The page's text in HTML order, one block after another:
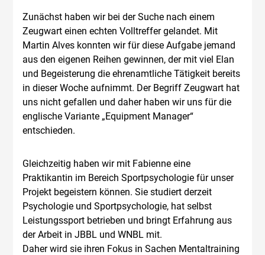
Zunächst haben wir bei der Suche nach einem
Zeugwart einen echten Volltreffer gelandet. Mit
Martin Alves konnten wir für diese Aufgabe jemand
aus den eigenen Reihen gewinnen, der mit viel Elan
und Begeisterung die ehrenamtliche Tätigkeit bereits
in dieser Woche aufnimmt. Der Begriff Zeugwart hat
uns nicht gefallen und daher haben wir uns für die
englische Variante „Equipment Manager“
entschieden.
Gleichzeitig haben wir mit Fabienne eine
Praktikantin im Bereich Sportpsychologie für unser
Projekt begeistern können. Sie studiert derzeit
Psychologie und Sportpsychologie, hat selbst
Leistungssport betrieben und bringt Erfahrung aus
der Arbeit in JBBL und WNBL mit.
Daher wird sie ihren Fokus in Sachen Mentaltraining